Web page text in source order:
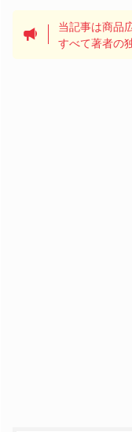
当記事は商品
すべて著者の